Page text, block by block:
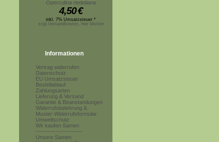
Operculina riedeliana
4,50€
inkl. 7% Umsatzsteuer *
zzgl.Versandkosten, hier klicken
Informationen
Vertrag widerrufen
Datenschutz
EU Umsatzsteuer
Bestellablauf
Zahlungsarten
Lieferung & Versand
Garantie & Beanstandungen
Widerrufsbelehrung &
Muster-Widerrufsformular
Umweltschutz
Wir kaufen Samen
------------------------
Unsere Samen